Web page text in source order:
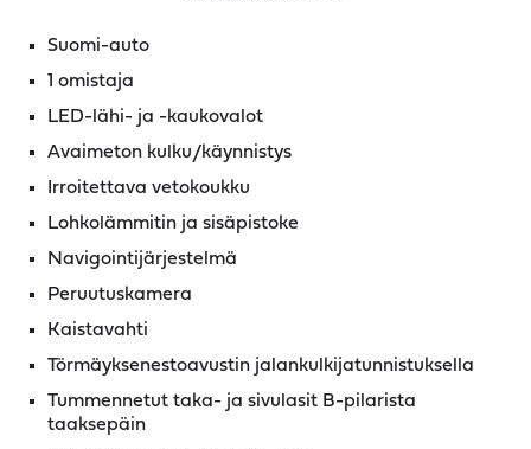
Suomi-auto
1 omistaja
LED-lähi- ja -kaukovalot
Avaimeton kulku/käynnistys
Irroitettava vetokoukku
Lohkolämmitin ja sisäpistoke
Navigointijärjestelmä
Peruutuskamera
Kaistavahti
Törmäyksenestoavustin jalankulkijatunnistuksella
Tummennetut taka- ja sivulasit B-pilarista
taaksepäin